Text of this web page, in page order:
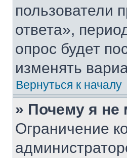
пользователи
ответа»,
опрос будет
изменять
Вернуться к началу
» Почему я не
Ограничение